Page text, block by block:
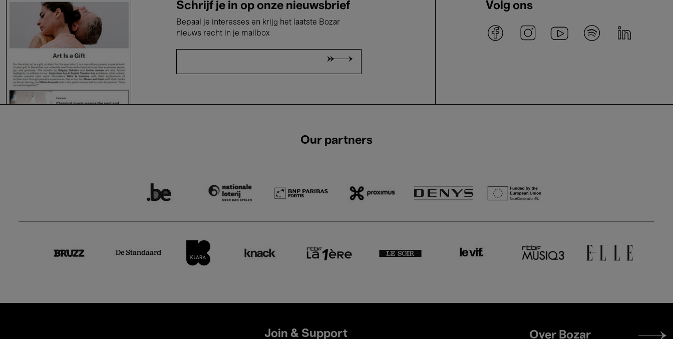
Schrijf je in op onze nieuwsbrief
Bepaal je interesses en krijg het laatste Bozar
nieuws recht in je mailbox
Volg ons
Our partners
Join & Support
Footer
Over Bozar